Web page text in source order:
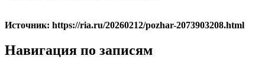
Источник: https://ria.ru/20260212/pozhar-2073903208.html
Навигация по записям